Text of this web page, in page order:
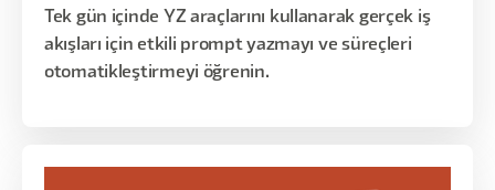
Tek gün içinde YZ araçlarını kullanarak gerçek iş
akışları için etkili prompt yazmayı ve süreçleri
otomatikleştirmeyi öğrenin.